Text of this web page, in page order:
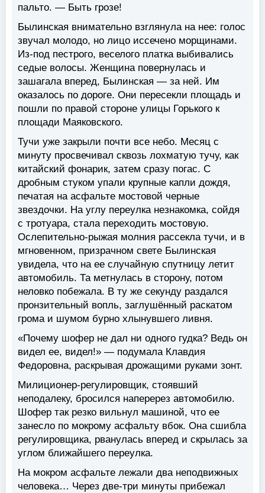
пальто. — Быть грозе!
Былинская внимательно взглянула на нее: голос
звучал молодо, но лицо иссечено морщинами.
Из-под пестрого, веселого платка выбивались
седые волосы. Женщина повернулась и
зашагала вперед, Былинская — за ней. Им
оказалось по дороге. Они пересекли площадь и
пошли по правой стороне улицы Горького к
площади Маяковского.
Тучи уже закрыли почти все небо. Месяц с
минуту просвечивал сквозь лохматую тучу, как
китайский фонарик, затем сразу погас. С
дробным стуком упали крупные капли дождя,
печатая на асфальте мостовой черные
звездочки. На углу переулка незнакомка, сойдя
с тротуара, стала переходить мостовую.
Ослепительно-рыжая молния рассекла тучи, и в
мгновенном, призрачном свете Былинская
увидела, что на ее случайную спутницу летит
автомобиль. Та метнулась в сторону, потом
неловко побежала. В ту же секунду раздался
пронзительный вопль, заглушённый раскатом
грома и шумом бурно хлынувшего ливня.
«Почему шофер не дал ни одного гудка? Ведь он
видел ее, видел!» — подумала Клавдия
Федоровна, раскрывая дрожащими руками зонт.
Милиционер-регулировщик, стоявший
неподалеку, бросился наперерез автомобилю.
Шофер так резко вильнул машиной, что ее
занесло по мокрому асфальту вбок. Она сшибла
регулировщика, рванулась вперед и скрылась за
углом ближайшего переулка.
На мокром асфальте лежали два неподвижных
человека… Через две-три минуты прибежал